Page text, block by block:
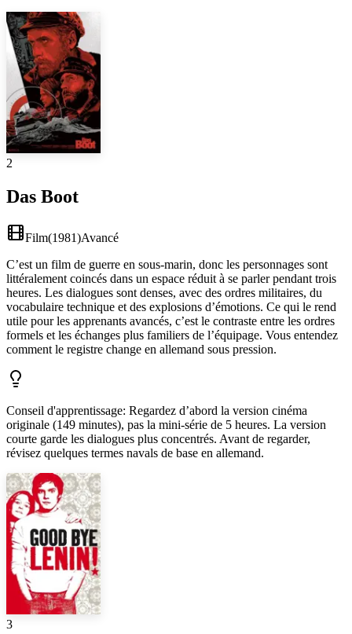
2
Das Boot
Film(1981)Avancé
C’est un film de guerre en sous-marin, donc les personnages sont
littéralement coincés dans un espace réduit à se parler pendant trois
heures. Les dialogues sont denses, avec des ordres militaires, du
vocabulaire technique et des explosions d’émotions. Ce qui le rend
utile pour les apprenants avancés, c’est le contraste entre les ordres
formels et les échanges plus familiers de l’équipage. Vous entendez
comment le registre change en allemand sous pression.
Conseil d'apprentissage: Regardez d’abord la version cinéma
originale (149 minutes), pas la mini-série de 5 heures. La version
courte garde les dialogues plus concentrés. Avant de regarder,
révisez quelques termes navals de base en allemand.
3